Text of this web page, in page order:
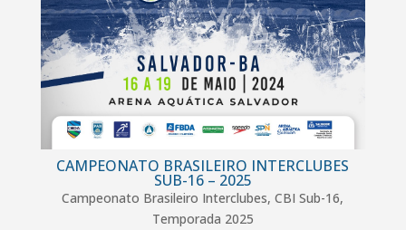
CAMPEONATO BRASILEIRO INTERCLUBES
SUB-16 – 2025
Campeonato Brasileiro Interclubes,CBI Sub-16,
Temporada 2025